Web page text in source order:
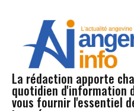
La rédaction apporte
quotidien d'information
vous fournir l'essentiel